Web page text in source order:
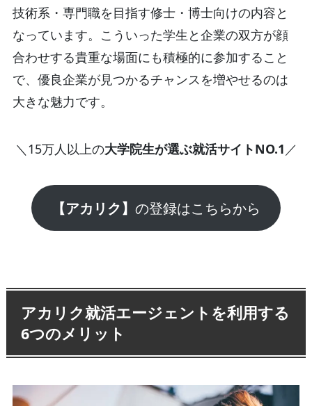
技術系・専門職を目指す修士・博士向けの内容と
なっています。こういった学生と企業の双方が顔
合わせする貴重な場面にも積極的に参加すること
で、優良企業が見つかるチャンスを増やせるのは
大きな魅力です。
＼15万人以上の大学院生が選ぶ就活サイトNO.1 ／
【アカリク】 の登録はこちらから
アカリク就活エージェントを利用する
6つのメリット